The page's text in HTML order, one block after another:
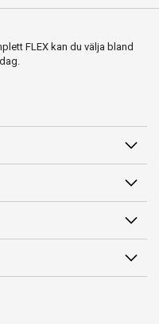
FLEX kan du välja bland